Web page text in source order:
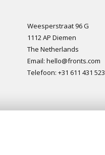
Weesperstraat 96 G
1112 AP Diemen
The Netherlands
Email: hello@fronts.com
Telefoon: +31 611 431 523